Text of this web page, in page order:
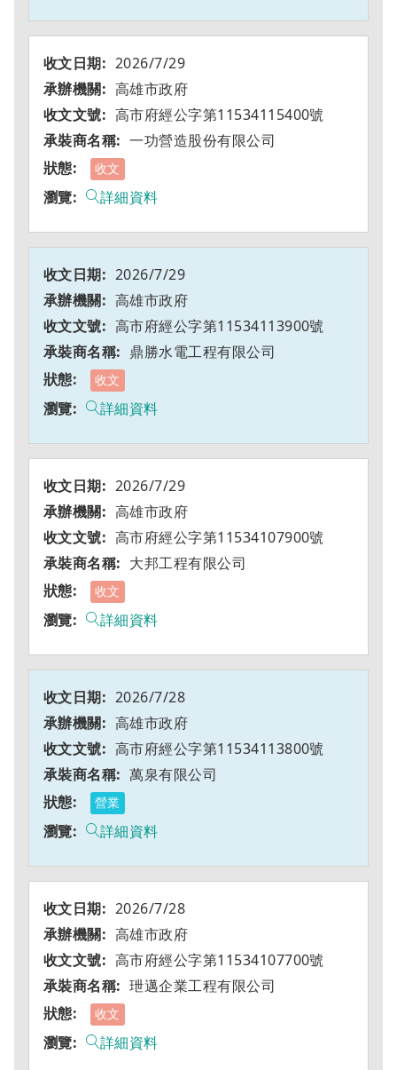
2026/7/29
高雄市政府
高市府經公字第11534115400號
一功營造股份有限公司
收文
詳細資料
2026/7/29
高雄市政府
高市府經公字第11534113900號
鼎勝水電工程有限公司
收文
詳細資料
2026/7/29
高雄市政府
高市府經公字第11534107900號
大邦工程有限公司
收文
詳細資料
2026/7/28
高雄市政府
高市府經公字第11534113800號
萬泉有限公司
營業
詳細資料
2026/7/28
高雄市政府
高市府經公字第11534107700號
玴邁企業工程有限公司
收文
詳細資料